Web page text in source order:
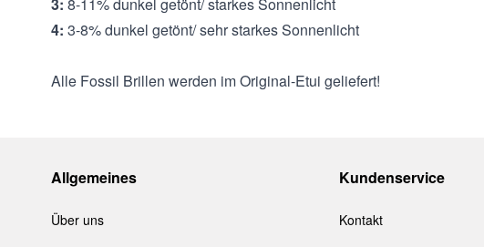
4: 3-8% dunkel getönt/ sehr starkes Sonnenlicht
Alle Fossil Brillen werden im Original-Etui geliefert!
Allgemeines
Über uns
Kundenservice
Kontakt